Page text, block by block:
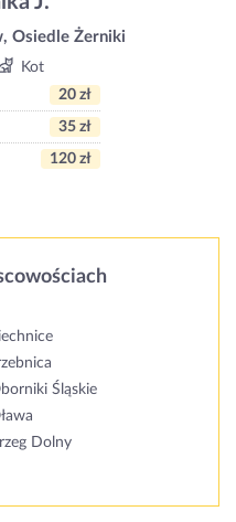
Osiedle Żerniki
Kot
20 zł
35 zł
120 zł
Śląskie
Dolny